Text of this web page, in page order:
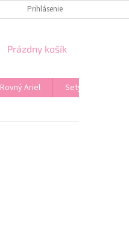
Prihlásenie
NÁKUPNÝ
Prázdny košík
Rovný Ariel Sety